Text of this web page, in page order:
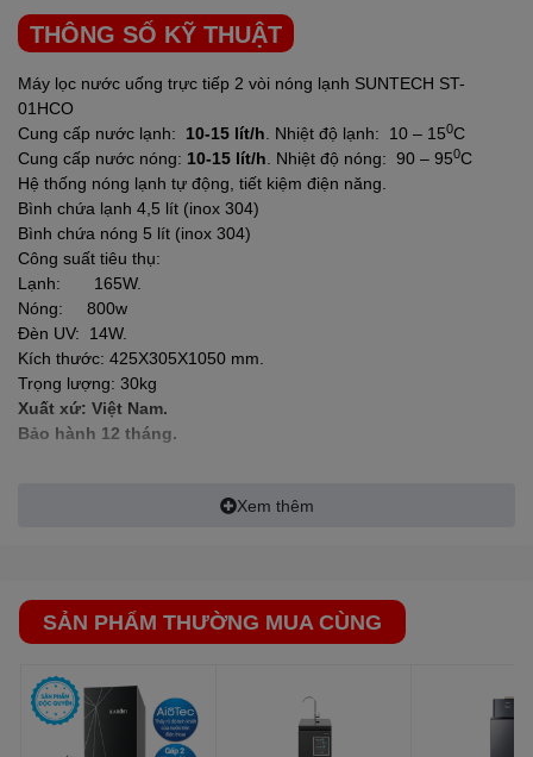
1. Lọc 2 tầng PP + UDF:
+ Tầng lọc PP: Là tầng lọc các tạp chất cặn cáu lơ lững trong
nước lớn hơn 5micron.
+ Tầng lọc UDF: là tầng lọc than hoạt tính cao cấp - lọc khử mùi,
hại có trong nước như clorine, chất độc...
Lưu lượng lọc: 3.000 lít Tuổi thọ lọc: 6 tháng
3. POST-CARBON:Lõi lọc than hoạt tính công nghệ cao lọc màu,
mùi 1 lần nữa, bù lại các khoáng chất như Magie, canxi giúp tái
tạo vị ngọt tự nhiệu của nước
THÔNG SỐ KỸ THUẬT
Máy lọc nước uống trực tiếp 2 vòi nóng lạnh SUNTECH ST-
01HCO
Cung cấp nước lạnh: 10-15 lít/h. Nhiệt độ lạnh: 10 – 150C
Cung cấp nước nóng: 10-15 lít/h. Nhiệt độ nóng: 90 – 950C
Hệ thống nóng lạnh tự động, tiết kiệm điện năng.
Bình chứa lạnh 4,5 lít (inox 304)
Bình chứa nóng 5 lít (inox 304)
Công suất tiêu thụ:
Lạnh: 165W.
Nóng: 800w
Đèn UV: 14W.
Kích thước: 425X305X1050 mm.
Trọng lượng: 30kg
Xuất xứ: Việt Nam.
Bảo hành 12 tháng.
Xem thêm
SẢN PHẨM THƯỜNG MUA CÙNG